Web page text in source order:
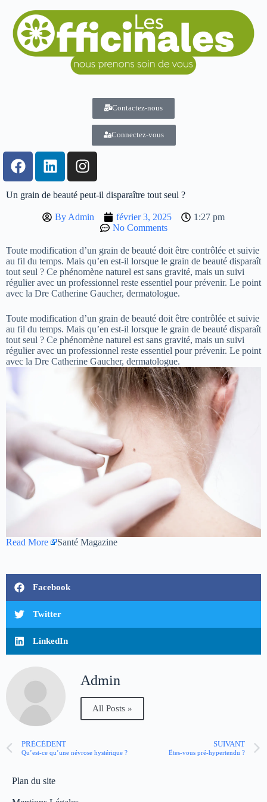
Contactez-nous
Connectez-vous
Un grain de beauté peut-il disparaître tout seul ?
By Admin février 3, 2025
1:27 pm
No Comments
Toute modification d’un grain de beauté doit être contrôlée et suivie
au fil du temps. Mais qu’en est-il lorsque le grain de beauté disparaît
tout seul ? Ce phénomène naturel est sans gravité, mais un suivi
régulier avec un professionnel reste essentiel pour prévenir. Le point
avec la Dre Catherine Gaucher, dermatologue.
Toute modification d’un grain de beauté doit être contrôlée et suivie
au fil du temps. Mais qu’en est-il lorsque le grain de beauté disparaît
tout seul ? Ce phénomène naturel est sans gravité, mais un suivi
régulier avec un professionnel reste essentiel pour prévenir. Le point
avec la Dre Catherine Gaucher, dermatologue.
Read More Santé Magazine
Facebook
Twitter
LinkedIn
Admin
All Posts »
PRÉCÉDENT
Qu’est-ce qu’une névrose hystérique ?
SUIVANT
Êtes-vous pré-hypertendu ?
Plan du site